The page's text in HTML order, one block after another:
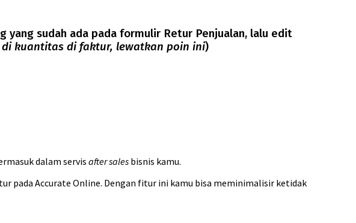
yang sudah ada pada formulir Retur Penjualan, lalu edit
kuantitas di faktur, lewatkan poin ini)
dalam servis after sales bisnis kamu.
pada Accurate Online. Dengan fitur ini kamu bisa meminimalisir ketidak